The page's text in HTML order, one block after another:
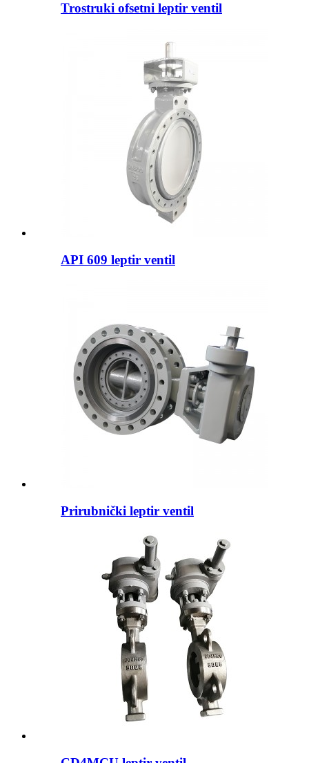
Trostruki ofsetni leptir ventil
API 609 leptir ventil
Prirubnički leptir ventil